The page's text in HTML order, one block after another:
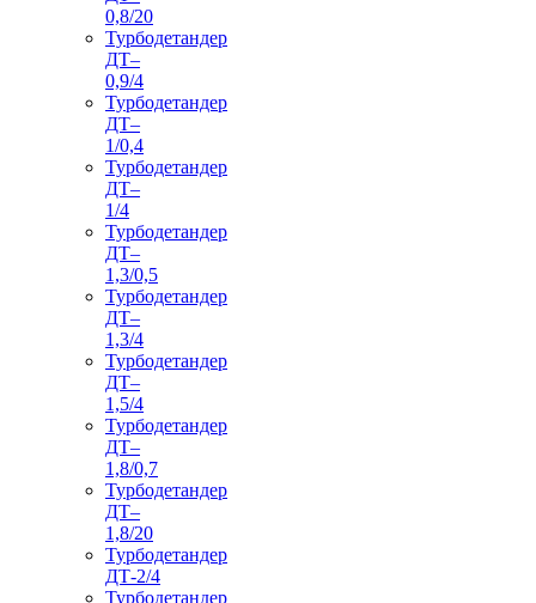
0,8/20
Турбодетандер
ДТ–
0,9/4
Турбодетандер
ДТ–
1/0,4
Турбодетандер
ДТ–
1/4
Турбодетандер
ДТ–
1,3/0,5
Турбодетандер
ДТ–
1,3/4
Турбодетандер
ДТ–
1,5/4
Турбодетандер
ДТ–
1,8/0,7
Турбодетандер
ДТ–
1,8/20
Турбодетандер
ДТ-2/4
Турбодетандер